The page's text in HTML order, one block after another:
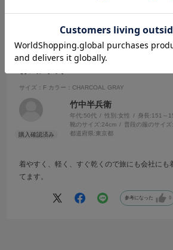
サイズ：F カラー：CHARCOAL GRAY
竹中半兵衛
年代:50代 性別:女性 身長:151～
靴のサイズ:24cm 普段の服のサイズ:
都道府県:東京都
着やすく、軽く、すぐ乾くので旅にも会社にも
てます。
参考になった 0